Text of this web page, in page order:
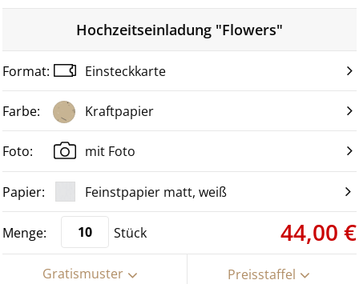
Hochzeitseinladung "Flowers"
Einsteckkarte
Kraftpapier
mit Foto
Feinstpapier matt, weiß
Stück 44,00 €
Gratismuster Preisstaffel